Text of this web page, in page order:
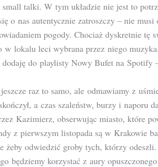
small talki. W tym układzie nie jest to
o nas autentycznie zatroszczy – nie musi
pogody. Chociaż dyskretnie tę
w lokalu leci wybrana przez niego
do playlisty Nowy Bufet na Spotify
raz to samo, ale odmawiamy z
a czas szaleństw, burzy i naporu
Kazimierz, obserwując miasto, które
z pierwszym listopada są w Krakowie
żeby odwiedzić groby tych, którzy
będziemy korzystać z aury